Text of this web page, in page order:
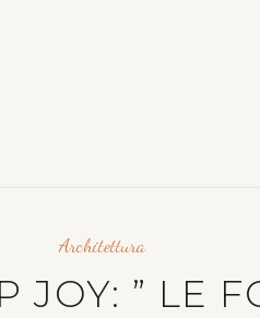
Architettura
JOY: ” LE